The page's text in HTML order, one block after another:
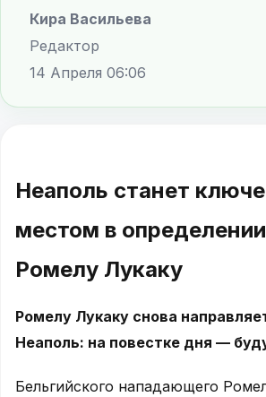
Кира Васильева
Редактор
14 Апреля 06:06
Неаполь станет
местом в
Ромелу Лукаку
Ромелу Лукаку снова
Неаполь: на повестке дня —
Бельгийского нападающего